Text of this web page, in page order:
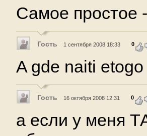
Самое простое
Гость 1 сентября 2008 18:33 0
A gde naiti
Гость 16 октября 2008 12:31 0
a eсли у меня